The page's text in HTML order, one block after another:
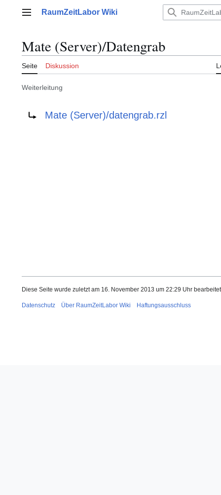
Hauptmenü
RaumZeitLabor Wiki
Mate (Server)/Datengrab
Seite Diskussion
Weiterleitung
Mate (Server)/datengrab.rzl
Diese Seite wurde zuletzt am 16. November 2013 um 22:29 Uhr
Datenschutz Über RaumZeitLabor Wiki Haftungsausschluss